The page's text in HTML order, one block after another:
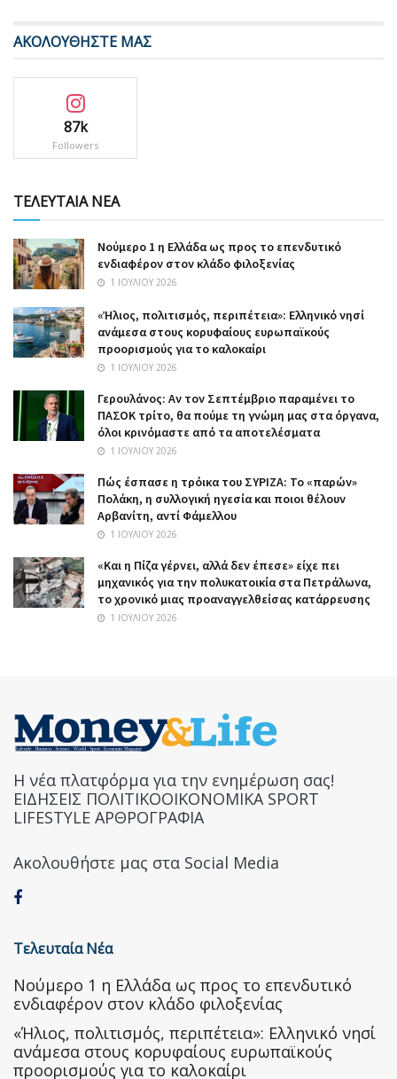
ΑΚΟΛΟΥΘΗΣΤΕ ΜΑΣ
87k
Followers
ΤΕΛΕΥΤΑΙΑ ΝΕΑ
Nούμερο 1 η Ελλάδα ως προς το επενδυτικό
ενδιαφέρον στον κλάδο φιλοξενίας
1 ΙΟΥΛΊΟΥ 2026
«Ήλιος, πολιτισμός, περιπέτεια»: Ελληνικό νησί
ανάμεσα στους κορυφαίους ευρωπαϊκούς
προορισμούς για το καλοκαίρι
1 ΙΟΥΛΊΟΥ 2026
Γερουλάνος: Αν τον Σεπτέμβριο παραμένει το
ΠΑΣΟΚ τρίτο, θα πούμε τη γνώμη μας στα όργανα,
όλοι κρινόμαστε από τα αποτελέσματα
1 ΙΟΥΛΊΟΥ 2026
Πώς έσπασε η τρόικα του ΣΥΡΙΖΑ: Το «παρών»
Πολάκη, η συλλογική ηγεσία και ποιοι θέλουν
Αρβανίτη, αντί Φάμελλου
1 ΙΟΥΛΊΟΥ 2026
«Και η Πίζα γέρνει, αλλά δεν έπεσε» είχε πει
μηχανικός για την πολυκατοικία στα Πετράλωνα,
το χρονικό μιας προαναγγελθείσας κατάρρευσης
1 ΙΟΥΛΊΟΥ 2026
Η νέα πλατφόρμα για την ενημέρωση σας!
ΕΙΔΗΣΕΙΣ ΠΟΛΙΤΙΚΟΟΙΚΟΝΟΜΙΚΑ SPORT
LIFESTYLE ΑΡΘΡΟΓΡΑΦΙΑ
Ακολουθήστε μας στα Social Media
Τελευταία Νέα
Nούμερο 1 η Ελλάδα ως προς το επενδυτικό
ενδιαφέρον στον κλάδο φιλοξενίας
«Ήλιος, πολιτισμός, περιπέτεια»: Ελληνικό νησί
ανάμεσα στους κορυφαίους ευρωπαϊκούς
προορισμούς για το καλοκαίρι